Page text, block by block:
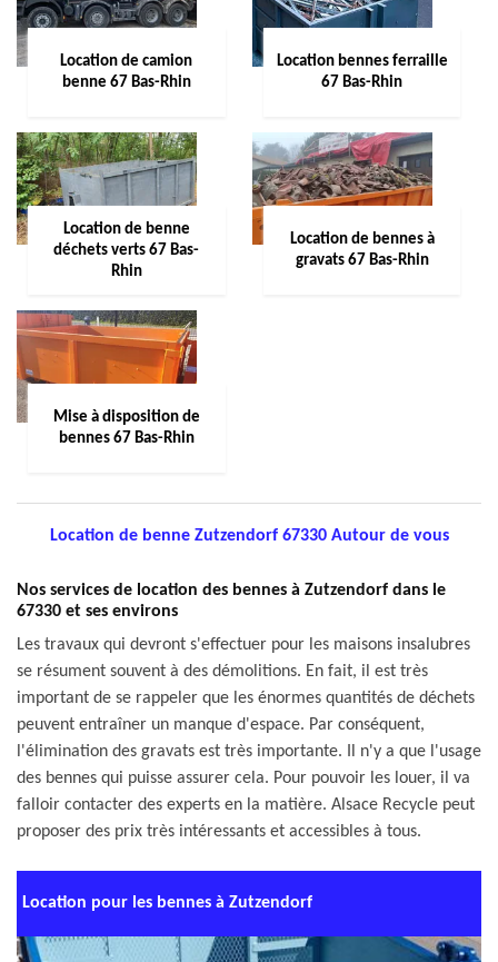
Location de camion
benne 67 Bas-Rhin
Location bennes ferraille
67 Bas-Rhin
Location de benne
déchets verts 67 Bas-
Rhin
Location de bennes à
gravats 67 Bas-Rhin
Mise à disposition de
bennes 67 Bas-Rhin
Location de benne Zutzendorf 67330 Autour de vous
Nos services de location des bennes à Zutzendorf dans le
67330 et ses environs
Les travaux qui devront s'effectuer pour les maisons insalubres
se résument souvent à des démolitions. En fait, il est très
important de se rappeler que les énormes quantités de déchets
peuvent entraîner un manque d'espace. Par conséquent,
l'élimination des gravats est très importante. Il n'y a que l'usage
des bennes qui puisse assurer cela. Pour pouvoir les louer, il va
falloir contacter des experts en la matière. Alsace Recycle peut
proposer des prix très intéressants et accessibles à tous.
Location pour les bennes à Zutzendorf